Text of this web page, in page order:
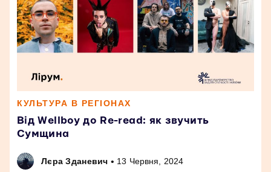
КУЛЬТУРА В РЕГІОНАХ
Від Wellboy до Re-read: як звучить
Сумщина
Лєра Зданевич • 13 Червня, 2024